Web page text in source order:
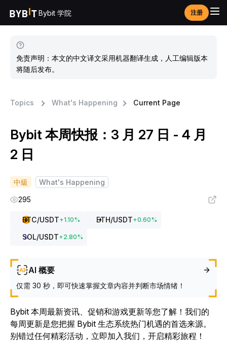
Bybit 学院 注册
免责声明：本文的中文译文采用机器翻译生成，人工编辑版本
将随后发布。
Topics What's Happening Current Page
Bybit 本周快报：3 月 27 日 - 4 月
2 日
中級
What's Happening
295
BTC/USDT+1.10% ETH/USDT+0.60%
SOL/USDT+2.80%
AI 概要
仅需 30 秒，即可快速掌握文章内容并判断市场情绪！
Bybit 本周最新资讯、促销和游戏更新等您了解！我们的
每周更新是您把握 Bybit 生态系统热门机遇的首选来源。
别错过任何精彩活动，立即加入我们，开启精彩旅程！